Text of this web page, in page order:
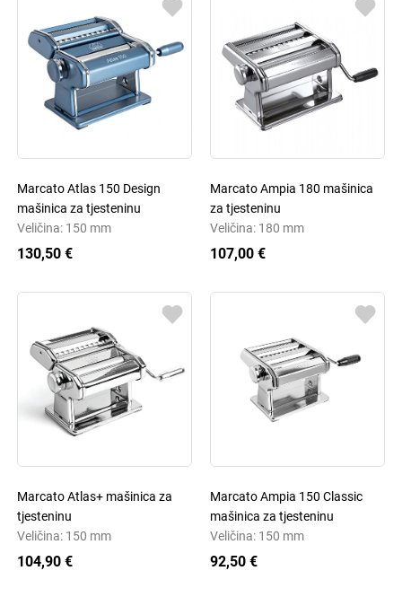
Marcato Atlas 150 Design
mašinica za tjesteninu
Veličina: 150 mm
130,50 €
Marcato Ampia 180 mašinica
za tjesteninu
Veličina: 180 mm
107,00 €
Marcato Atlas+ mašinica za
tjesteninu
Veličina: 150 mm
104,90 €
Marcato Ampia 150 Classic
mašinica za tjesteninu
Veličina: 150 mm
92,50 €